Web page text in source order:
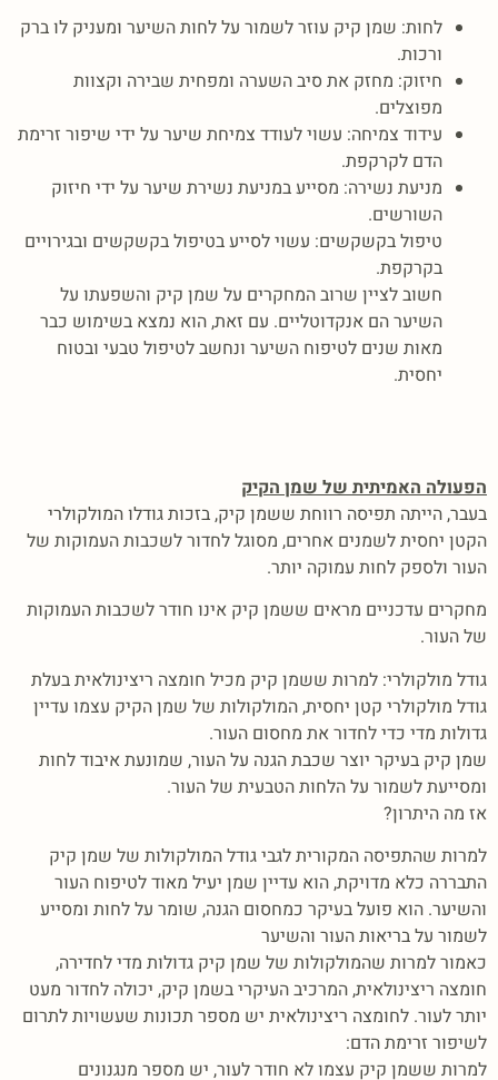
לחות: שמן קיק עוזר לשמור על לחות השיער ומעניק לו ברק
ורכות.
חיזוק: מחזק את סיב השערה ומפחית שבירה וקצוות
מפוצלים.
עידוד צמיחה: עשוי לעודד צמיחת שיער על ידי שיפור זרימת
הדם לקרקפת.
מניעת נשירה: מסייע במניעת נשירת שיער על ידי חיזוק
השורשים.
טיפול בקשקשים: עשוי לסייע בטיפול בקשקשים ובגירויים
בקרקפת.
חשוב לציין שרוב המחקרים על שמן קיק והשפעתו על
השיער הם אנקדוטליים. עם זאת, הוא נמצא בשימוש כבר
מאות שנים לטיפוח השיער ונחשב לטיפול טבעי ובטוח
יחסית.
הפעולה האמיתית של שמן הקיק
בעבר, הייתה תפיסה רווחת ששמן קיק, בזכות גודלו המולקולרי
הקטן יחסית לשמנים אחרים, מסוגל לחדור לשכבות העמוקות של
העור ולספק לחות עמוקה יותר.
מחקרים עדכניים מראים ששמן קיק אינו חודר לשכבות העמוקות
של העור.
גודל מולקולרי: למרות ששמן קיק מכיל חומצה ריצינולאית בעלת
גודל מולקולרי קטן יחסית, המולקולות של שמן הקיק עצמו עדיין
גדולות מדי כדי לחדור את מחסום העור.
שמן קיק בעיקר יוצר שכבת הגנה על העור, שמונעת איבוד לחות
ומסייעת לשמור על הלחות הטבעית של העור.
אז מה היתרון?
למרות שהתפיסה המקורית לגבי גודל המולקולות של שמן קיק
התבררה כלא מדויקת, הוא עדיין שמן יעיל מאוד לטיפוח העור
והשיער. הוא פועל בעיקר כמחסום הגנה, שומר על לחות ומסייע
לשמור על בריאות העור והשיער
כאמור למרות שהמולקולות של שמן קיק גדולות מדי לחדירה,
חומצה ריצינולאית, המרכיב העיקרי בשמן קיק, יכולה לחדור מעט
יותר לעור. לחומצה ריצינולאית יש מספר תכונות שעשויות לתרום
לשיפור זרימת הדם:
למרות ששמן קיק עצמו לא חודר לעור, יש מספר מנגנונים